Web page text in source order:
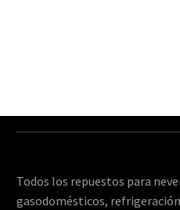
Todos los repuestos para
gasodomésticos,